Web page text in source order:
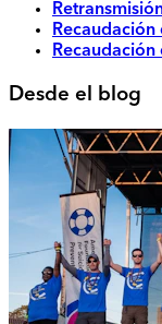
Recaudación
Desde el blog